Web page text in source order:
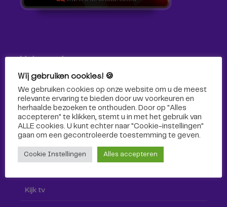
Volg ons!
Volg Omroep Tilburg niet alleen hier, maar ook via social
media!
Kijk tv
Wij gebruiken cookies! 🍪
We gebruiken cookies op onze website om u de meest
relevante ervaring te bieden door uw voorkeuren en
herhaalde bezoeken te onthouden. Door op "Alles
accepteren" te klikken, stemt u in met het gebruik van
ALLE cookies. U kunt echter naar "Cookie-instellingen"
gaan om een ​​gecontroleerde toestemming te geven.
Cookie Instellingen Alles accepteren